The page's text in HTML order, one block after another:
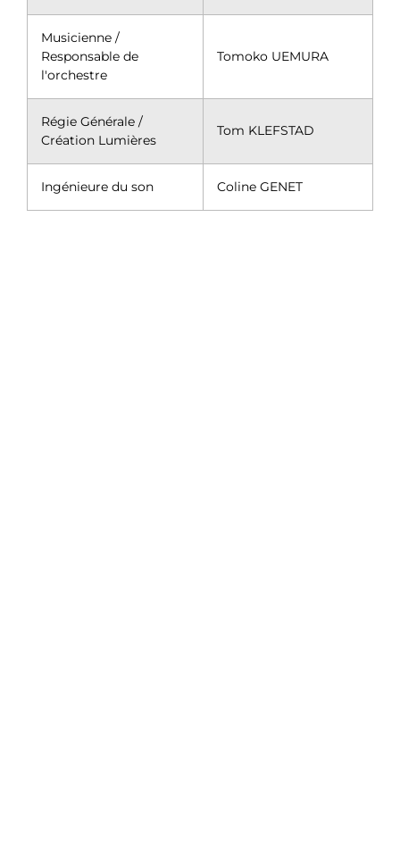
Musicienne /
Responsable de
l'orchestre
Tomoko UEMURA
Régie Générale /
Création Lumières
Tom KLEFSTAD
Ingénieure du son Coline GENET